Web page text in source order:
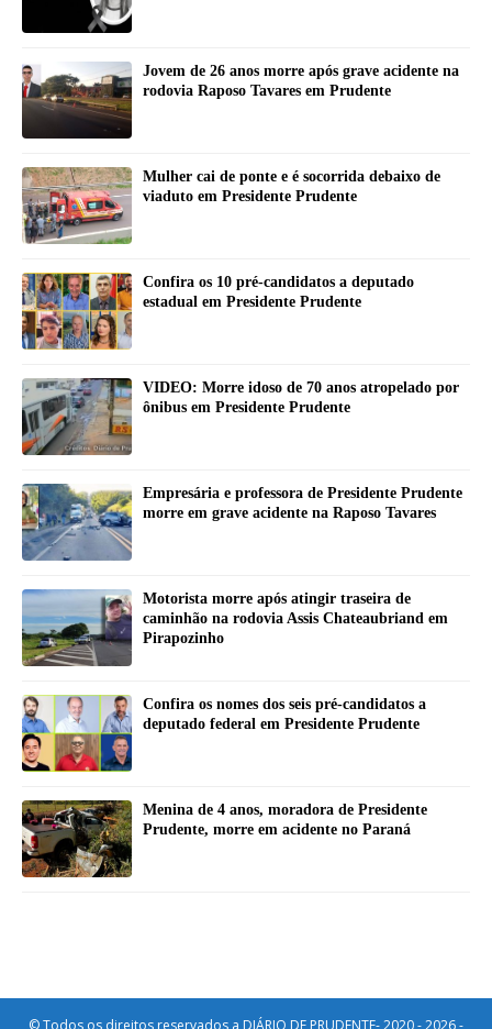
Jovem de 26 anos morre após grave acidente na
rodovia Raposo Tavares em Prudente
Mulher cai de ponte e é socorrida debaixo de
viaduto em Presidente Prudente
Confira os 10 pré-candidatos a deputado
estadual em Presidente Prudente
VIDEO: Morre idoso de 70 anos atropelado por
ônibus em Presidente Prudente
Empresária e professora de Presidente Prudente
morre em grave acidente na Raposo Tavares
Motorista morre após atingir traseira de
caminhão na rodovia Assis Chateaubriand em
Pirapozinho
Confira os nomes dos seis pré-candidatos a
deputado federal em Presidente Prudente
Menina de 4 anos, moradora de Presidente
Prudente, morre em acidente no Paraná